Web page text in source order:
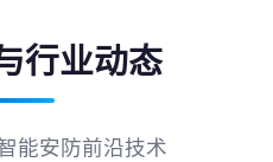
行业动态
能安防前沿技术